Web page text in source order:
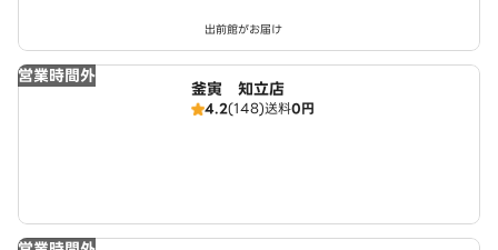
出前館がお届け
営業時間外
釜寅 知立店
4.2(148)送料0円